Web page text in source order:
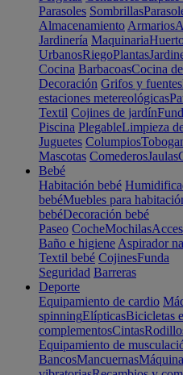
Parasoles Sombrillas
Almacenamiento Armarios
Jardinería Maquinaria
UrbanosRiegoPlantas
Cocina BarbacoasCocina
Decoración Grifos y fuentes
estaciones metereológicas
Textil Cojines de jardín
Piscina PlegableLimpieza
Juguetes Columpios
Mascotas ComederosJaulas
Bebé
Habitación bebé
bebéMuebles para
bebéDecoración bebé
Paseo CocheMochilas
Baño e higiene Aspirador
Textil bebé CojinesFunda
Seguridad Barreras
Deporte
Equipamiento de cardio
spinningElípticasBicicletas
complementosCintas
Equipamiento de
BancosMancuernas